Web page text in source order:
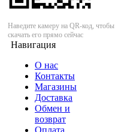
Наведите камеру на QR-код, чтобы
скачать его прямо сейчас
Навигация
О нас
Контакты
Магазины
Доставка
Обмен и
возврат
Оплата